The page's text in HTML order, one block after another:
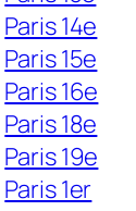
Paris 14e
Paris 15e
Paris 16e
Paris 18e
Paris 19e
Paris 1er